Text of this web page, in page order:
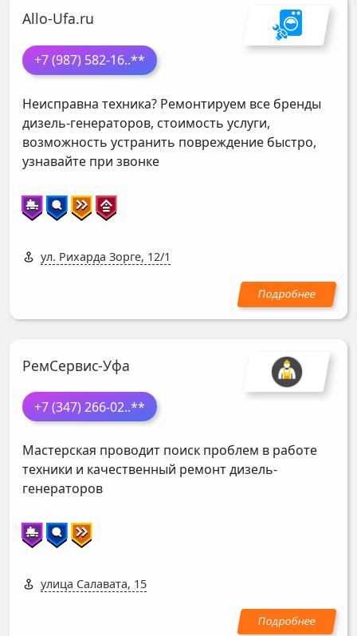
Allo-Ufa.ru
+7 (987) 582-16..**
Неисправна техника? Ремонтируем все бренды
дизель-генераторов, стоимость услуги,
возможность устранить повреждение быстро,
узнавайте при звонке
ул. Рихарда Зорге, 12/1
РемСервис-Уфа
+7 (347) 266-02..**
Мастерская проводит поиск проблем в работе
техники и качественный ремонт дизель-
генераторов
улица Салавата, 15